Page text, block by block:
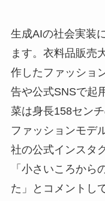
生成AIの社会実装
ます。衣料品販売
作したファッショ
告や公式SNSで起
菜は身長158セン
ファッションモデ
社の公式インスタ
「小さいころから
た」とコメントし